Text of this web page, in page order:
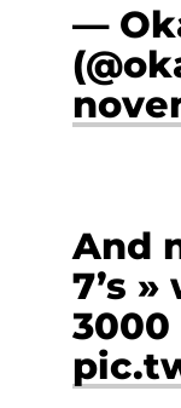
—
And
7’s
3000